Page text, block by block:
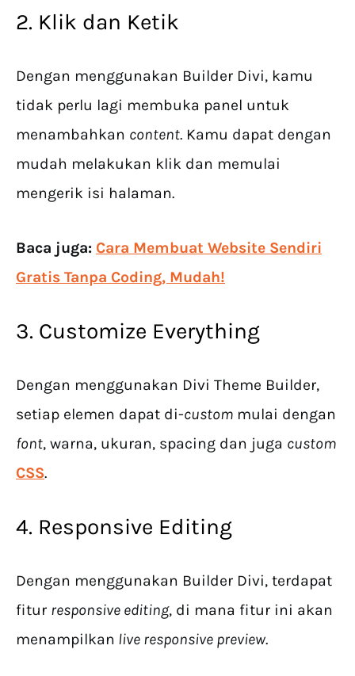
2. Klik dan Ketik
Dengan menggunakan Builder Divi, kamu
tidak perlu lagi membuka panel untuk
menambahkan content. Kamu dapat dengan
mudah melakukan klik dan memulai
mengerik isi halaman.
Baca juga: Cara Membuat Website Sendiri
Gratis Tanpa Coding, Mudah!
3. Customize Everything
Dengan menggunakan Divi Theme Builder,
setiap elemen dapat di-custom mulai dengan
font, warna, ukuran, spacing dan juga custom
CSS.
4. Responsive Editing
Dengan menggunakan Builder Divi, terdapat
fitur responsive editing, di mana fitur ini akan
menampilkan live responsive preview.